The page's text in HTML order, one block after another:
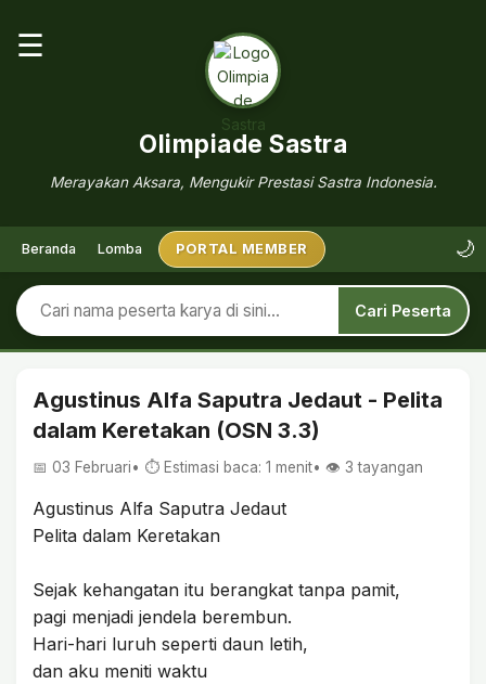
☰
Olimpiade Sastra
Merayakan Aksara, Mengukir Prestasi Sastra Indonesia.
Beranda Lomba PORTAL MEMBER 🌙
Cari Peserta
Agustinus Alfa Saputra Jedaut - Pelita
dalam Keretakan (OSN 3.3)
📅 03 Februari• ⏱ Estimasi baca: 1 menit• 👁️ 3 tayangan
Agustinus Alfa Saputra Jedaut
Pelita dalam Keretakan
Sejak kehangatan itu berangkat tanpa pamit,
pagi menjadi jendela berembun.
Hari-hari luruh seperti daun letih,
dan aku meniti waktu